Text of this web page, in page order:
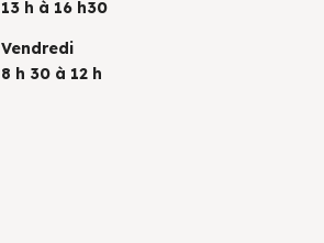
13 h à 16 h30
Vendredi
8 h 30 à 12 h